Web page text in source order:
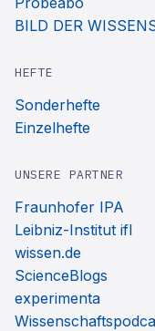
BILD DER
HEFTE
Sonderhefte
Einzelhefte
UNSERE PARTNER
Fraunhofer IPA
Leibniz-Institut ifl
wissen.de
ScienceBlogs
experimenta